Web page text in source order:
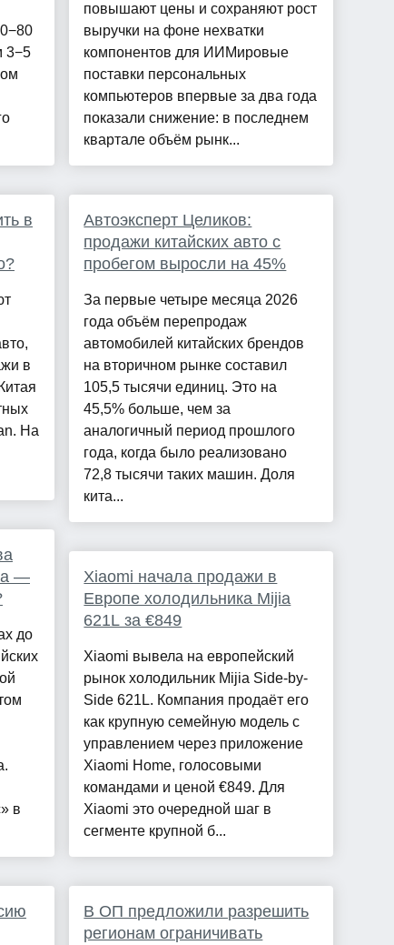
3−5
в
в
На
—
до
в
повышают цены и сохраняют рост
выручки на фоне нехватки
компонентов для ИИМировые
поставки персональных
компьютеров впервые за два года
показали снижение: в последнем
квартале объём рынк...
Автоэксперт Целиков:
продажи китайских авто с
пробегом выросли на 45%
За первые четыре месяца 2026
года объём перепродаж
автомобилей китайских брендов
на вторичном рынке составил
105,5 тысячи единиц. Это на
45,5% больше, чем за
аналогичный период прошлого
года, когда было реализовано
72,8 тысячи таких машин. Доля
кита...
Xiaomi начала продажи в
Европе холодильника Mijia
621L за €849
Xiaomi вывела на европейский
рынок холодильник Mijia Side-by-
Side 621L. Компания продаёт его
как крупную семейную модель с
управлением через приложение
Xiaomi Home, голосовыми
командами и ценой €849. Для
Xiaomi это очередной шаг в
сегменте крупной б...
В ОП предложили разрешить
регионам ограничивать